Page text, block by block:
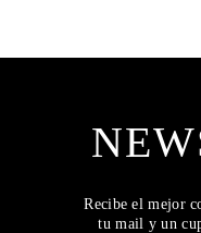
Recibe el mejor
tu mail y un